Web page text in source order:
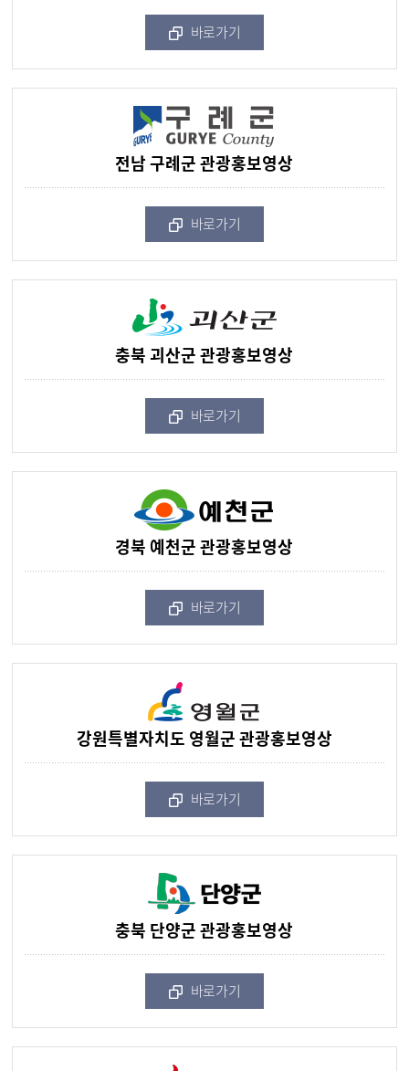
바로가기
전남 구례군 관광홍보영상
바로가기
충북 괴산군 관광홍보영상
바로가기
경북 예천군 관광홍보영상
바로가기
강원특별자치도 영월군 관광홍보영상
바로가기
충북 단양군 관광홍보영상
바로가기